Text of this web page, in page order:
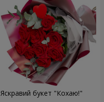
Яскравий букет "Кохаю!"